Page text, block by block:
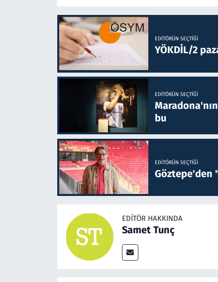
EDITÖRÜN SEÇTIĞI
YÖKDİL/2
EDITÖRÜN SEÇTIĞI
bu
EDITÖRÜN SEÇTIĞI
Göztepe'den
EDITÖR HAKKINDA
Samet Tunç